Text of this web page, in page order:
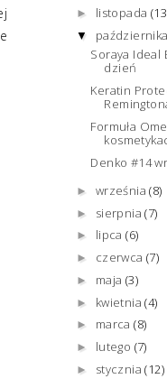
► listopada
▼ października
Soraya Ideal
dzień
Keratin
Formuła
Denko #14
► września(8)
► sierpnia(7)
► lipca(6)
► czerwca (7)
► maja (3)
► kwietnia(4)
► marca(8)
► lutego (7)
► stycznia(12)